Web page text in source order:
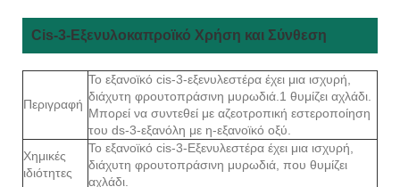
Cis-3-Εξενυλοκαπροϊκό Χρήση και Σύνθεση
Περιγραφή
Το εξανοϊκό cis-3-εξενυλεστέρα έχει μια ισχυρή,
διάχυτη φρουτοπράσινη μυρωδιά.1 θυμίζει αχλάδι.
Μπορεί να συντεθεί με αζεοτροπική εστεροποίηση
του ds-3-εξανόλη με η-εξανοϊκό οξύ.
Χημικές
ιδιότητες
Το εξανοϊκό cis-3-Εξενυλεστέρα έχει μια ισχυρή,
διάχυτη φρουτοπράσινη μυρωδιά, που θυμίζει
αχλάδι.